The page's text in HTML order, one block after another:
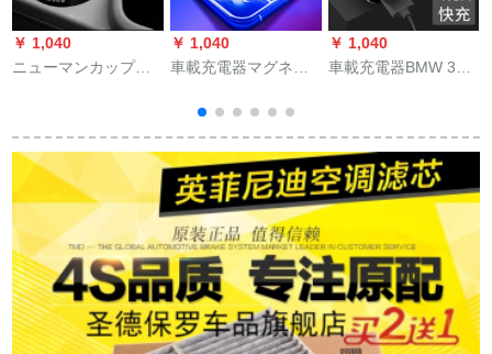
￥ 1,040
ニューマンカップ式
プラグインヘッドタ
イプの多機能車を引
っ張って、快速充電
の標準装備＋type-c充
電ラインを充電しま
す。
￥ 1,040
車載充電器マグネッ
データ線自動車磁気
充電ケーブル
Androtype-cインター
フェースvivoファーウ
ェイoppo携帯電話
Androidヘッド+青い
光
￥ 1,040
車載充電器BMW 3系
2台のusb充電器HY-
36クールブラック+ト
リプルコード